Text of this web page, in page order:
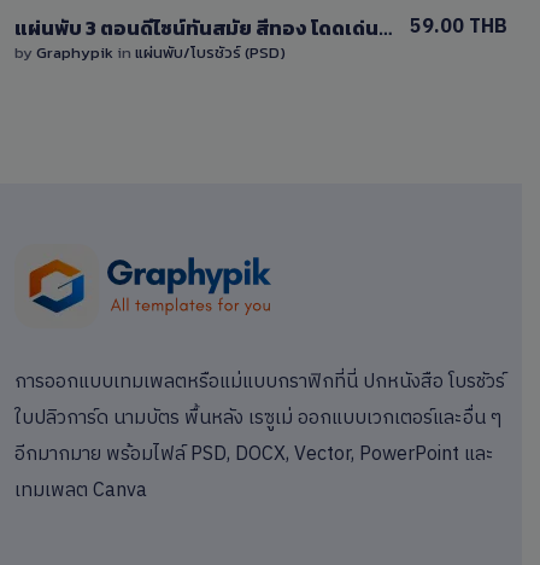
แผ่นพับ 3 ตอนดีไซน์ทันสมัย สีทอง โดดเด่นด้วยลวดลายโค้ง มีพื้นที่สำหรับใส่ข้อความและรูปภาพ
by Graphypik in แผ่นพับ/โบรชัวร์ (PSD)
59.00 THB
การออกแบบเทมเพลตหรือแม่แบบกราฟิกที่นี่ ปกหนังสือ โบรชัวร์
ใบปลิวการ์ด นามบัตร พื้นหลัง เรซูเม่ ออกแบบเวกเตอร์และอื่น ๆ
อีกมากมาย พร้อมไฟล์ PSD, DOCX, Vector, PowerPoint และ
เทมเพลต Canva